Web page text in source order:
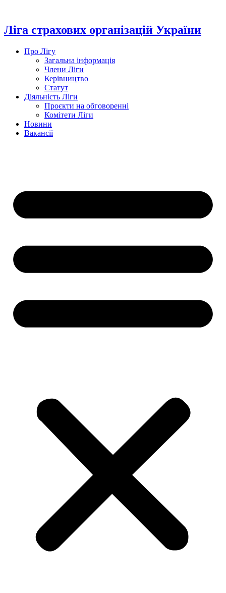
вмісту
Ліга страхових організацій України
Про Лігу
Загальна інформація
Члени Ліги
Керівництво
Статут
Діяльність Ліги
Проєкти на обговоренні
Комітети Ліги
Новини
Вакансії